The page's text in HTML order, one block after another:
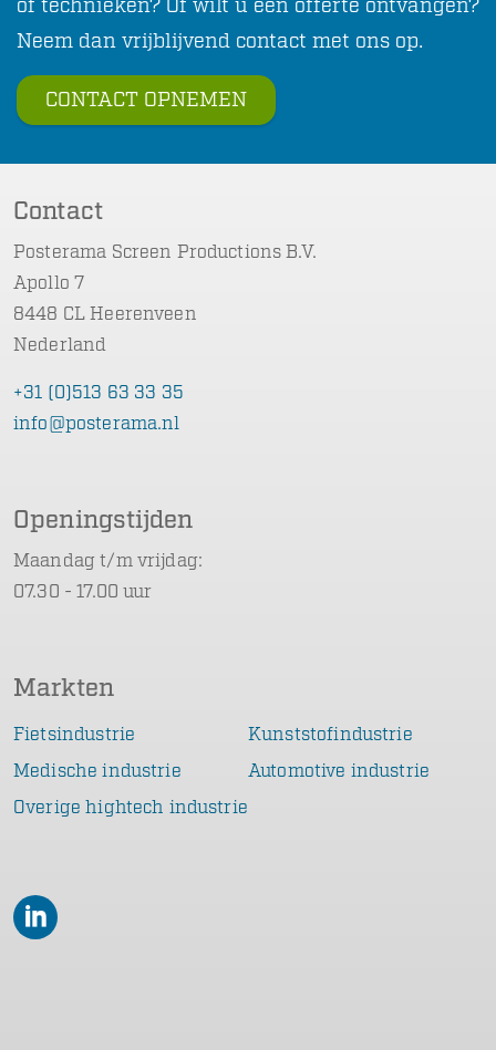
of technieken? Of wilt u een offerte ontvangen?
Neem dan vrijblijvend contact met ons op.
CONTACT OPNEMEN
Contact
Posterama Screen Productions B.V.
Apollo 7
8448 CL Heerenveen
Nederland
+31 (0)513 63 33 35
info@posterama.nl
Openingstijden
Maandag t/m vrijdag:
07.30 - 17.00 uur
Markten
Fietsindustrie
Kunststofindustrie
Medische industrie
Automotive industrie
Overige hightech industrie